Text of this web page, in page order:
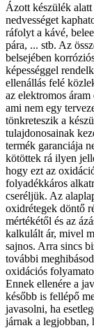
Ázott készülék
nedvességet
ráfolyt a kávé,
pára, ... stb. Az
belsejében
képességgel
ellenállás felé
az elektromos
ami nem egy
tönkreteszik a
tulajdonosainak
termék garanciája
kötöttek rá ilyen
hogy ezt az
folyadékkáros
cseréljük. Az
oxidrétegek döntő
mértékétől és az
kalkulált ár, mivel
sajnos. Arra sincs
további
oxidációs
Ennek ellenére a
később is fellépő
javasolni, ha
járnak a legjobban,